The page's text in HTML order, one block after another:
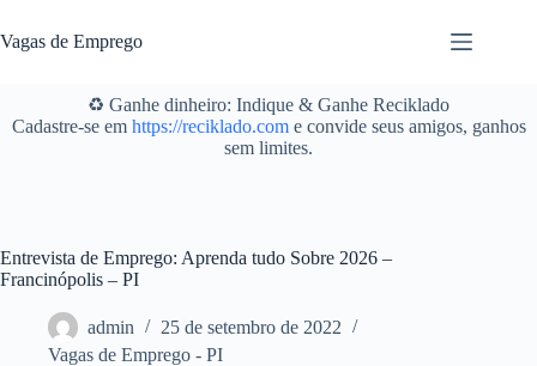
para
o
Vagas de Emprego
♻️ Ganhe dinheiro: Indique & Ganhe Reciklado
Cadastre-se em https://reciklado.come convide seus amigos, ganhos
sem limites.
Entrevista de Emprego: Aprenda tudo Sobre 2026 –
Francinópolis – PI
admin
25 de setembro de 2022
Vagas de Emprego - PI